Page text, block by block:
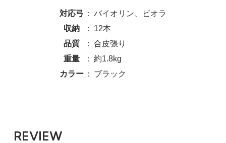
対応弓 ： バイオリン、ビオラ
収納
： 12本
品質
： 合皮張り
重量
： 約1.8kg
カラー ： ブラック
REVIEW